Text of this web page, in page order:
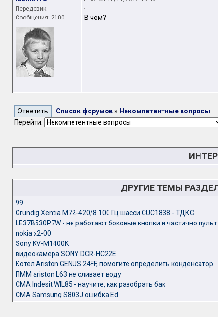
Передовик
Сообщения: 2100
В чем?
Список форумов» Некомпетентные вопросы
Перейти:
ДРУГИЕ ТЕМЫ
99
Grundig Xentia M72-420/8 100 Гц шасси CUC1838 - ТДКС
LE37B530P7W - не работают боковые кнопки и частично пульт
nokia x2-00
Sony KV-M1400K
видеокамера SONY DCR-HC22E
Котел Ariston GENUS 24FF, помогите определить конденсатор.
ПММ ariston L63 не сливает воду
СМА Indesit WIL85 - научите, как разобрать бак
СМА Samsung S803J ошибка Ed